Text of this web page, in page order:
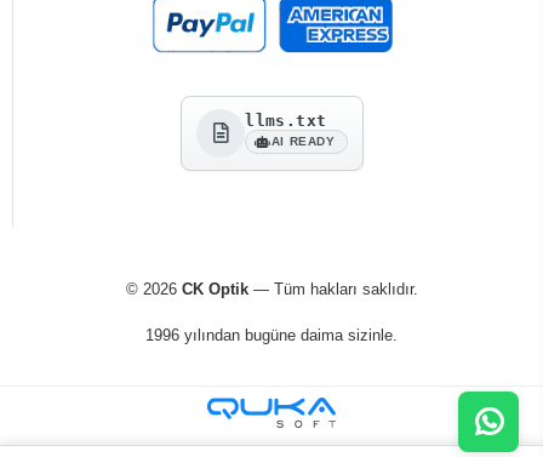
llms.txt
AI READY
© 2026 CK Optik— Tüm hakları saklıdır.
1996 yılından bugüne daima sizinle.